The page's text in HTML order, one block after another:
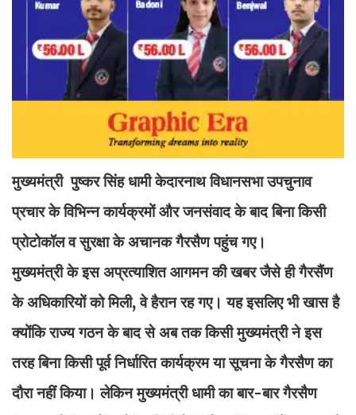
मुख्यमंत्री पुष्कर सिंह धामी केदारनाथ विधानसभा उपचुनाव
प्रचार के विभिन्न कार्यक्रमों और जनसंवाद के बाद बिना किसी
प्रोटोकॉल व सुरक्षा के अचानक गैरसैण पहुंच गए।
मुख्यमंत्री के इस अप्रत्याशित आगमन की खबर जैसे ही गैरसैंण
के अधिकारियों को मिली, वे हैरान रह गए। यह इसलिए भी खास है
क्योंकि राज्य गठन के बाद से अब तक किसी मुख्यमंत्री ने इस
तरह बिना किसी पूर्व निर्धारित कार्यक्रम या सूचना के गैरसैण का
दौरा नहीं किया। लेकिन मुख्यमंत्री धामी का बार-बार गैरसैण